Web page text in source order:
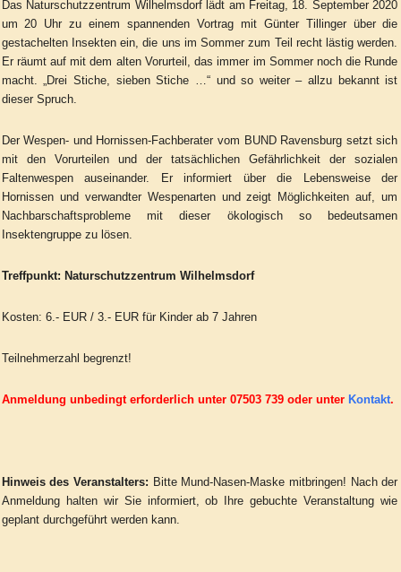
Das Naturschutzzentrum Wilhelmsdorf lädt am Freitag, 18. September 2020
um 20 Uhr zu einem spannenden Vortrag mit Günter Tillinger über die
gestachelten Insekten ein, die uns im Sommer zum Teil recht lästig werden.
Er räumt auf mit dem alten Vorurteil, das immer im Sommer noch die Runde
macht. „Drei Stiche, sieben Stiche …“ und so weiter – allzu bekannt ist
dieser Spruch.
Der Wespen- und Hornissen-Fachberater vom BUND Ravensburg setzt sich
mit den Vorurteilen und der tatsächlichen Gefährlichkeit der sozialen
Faltenwespen auseinander. Er informiert über die Lebensweise der
Hornissen und verwandter Wespenarten und zeigt Möglichkeiten auf, um
Nachbarschaftsprobleme mit dieser ökologisch so bedeutsamen
Insektengruppe zu lösen.
Treffpunkt: Naturschutzzentrum Wilhelmsdorf
Kosten: 6.- EUR / 3.- EUR für Kinder ab 7 Jahren
Teilnehmerzahl begrenzt!
Anmeldung unbedingt erforderlich unter 07503 739 oder unter Kontakt.
Hinweis des Veranstalters: Bitte Mund-Nasen-Maske mitbringen! Nach der
Anmeldung halten wir Sie informiert, ob Ihre gebuchte Veranstaltung wie
geplant durchgeführt werden kann.